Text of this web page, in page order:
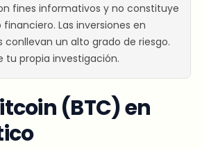
fines informativos y no constituye
Las inversiones en
un alto grado de riesgo.
tu propia investigación.
(BTC) en